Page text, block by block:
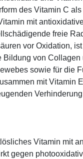
des Vitamin C
mit
freie
vor Oxidation,
Bildung von Collagen
sowie für die
mit Vitamin
Vitamin mit
gegen